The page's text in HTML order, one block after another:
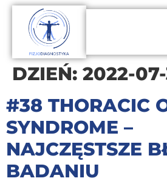
DZIEŃ: 2022-
#38 THORACIC
SYNDROME –
NAJCZĘSTSZE
BADANIU